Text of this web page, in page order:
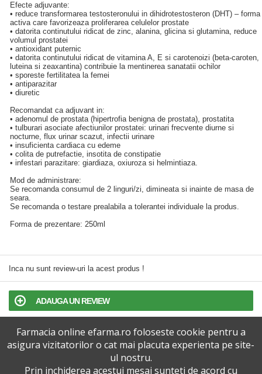
Efecte adjuvante:
• reduce transformarea testosteronului in dihidrotestosteron (DHT) – forma
activa care favorizeaza proliferarea celulelor prostate
• datorita continutului ridicat de zinc, alanina, glicina si glutamina, reduce
volumul prostatei
• antioxidant puternic
• datorita continutului ridicat de vitamina A, E si carotenoizi (beta-caroten,
luteina si zeaxantina) contribuie la mentinerea sanatatii ochilor
• sporeste fertilitatea la femei
• antiparazitar
• diuretic
Recomandat ca adjuvant in:
• adenomul de prostata (hipertrofia benigna de prostata), prostatita
• tulburari asociate afectiunilor prostatei: urinari frecvente diurne si
nocturne, flux urinar scazut, infectii urinare
• insuficienta cardiaca cu edeme
• colita de putrefactie, insotita de constipatie
• infestari parazitare: giardiaza, oxiuroza si helmintiaza.
Mod de administrare:
Se recomanda consumul de 2 linguri/zi, dimineata si inainte de masa de
seara.
Se recomanda o testare prealabila a tolerantei individuale la produs.
Forma de prezentare: 250ml
Inca nu sunt review-uri la acest produs !
ADAUGA UN REVIEW
TERMENI SI CONDITII
POLITICA DE CONFIDENTIALITATE
Farmacia online efarma.ro foloseste cookie pentru a
asigura vizitatorilor o cat mai placuta experienta pe site-
ul nostru.
Prin inchiderea acestui mesaj sunteti de acord cu